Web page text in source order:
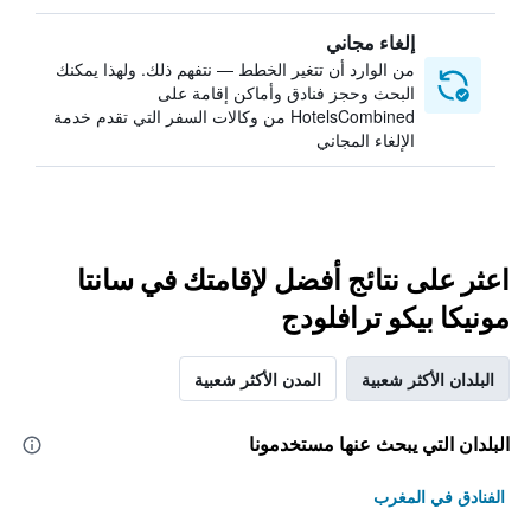
إلغاء مجاني
من الوارد أن تتغير الخطط — نتفهم ذلك. ولهذا يمكنك
البحث وحجز فنادق وأماكن إقامة على
HotelsCombined من وكالات السفر التي تقدم خدمة
الإلغاء المجاني
اعثر على نتائج أفضل لإقامتك في سانتا
مونيكا بيكو ترافلودج
البلدان الأكثر شعبية المدن الأكثر شعبية
البلدان التي يبحث عنها مستخدمونا
الفنادق في المغرب